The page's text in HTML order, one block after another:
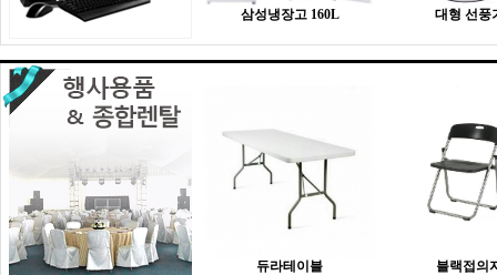
삼성냉장고 160L 대형 선풍
듀라테이블 블랙접의